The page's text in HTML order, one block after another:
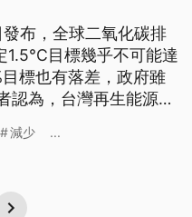
布，全球二氧化碳排
1.5°C目標幾乎不可能達
標也有落差，政府雖
認為，台灣再生能源裝
減少 ...